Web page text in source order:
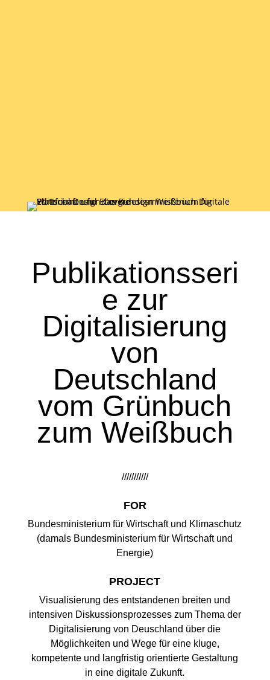
Publikationsseri
e zur
Digitalisierung
von
Deutschland
vom Grünbuch
zum Weißbuch
///////////
FOR
Bundesministerium für Wirtschaft und Klimaschutz
(damals Bundesministerium für Wirtschaft und
Energie)
PROJECT
Visualisierung des entstandenen breiten und
intensiven Diskussionsprozesses zum Thema der
Digitalisierung von Deuschland über die
Möglichkeiten und Wege für eine kluge,
kompetente und langfristig orientierte Gestaltung
in eine digitale Zukunft.